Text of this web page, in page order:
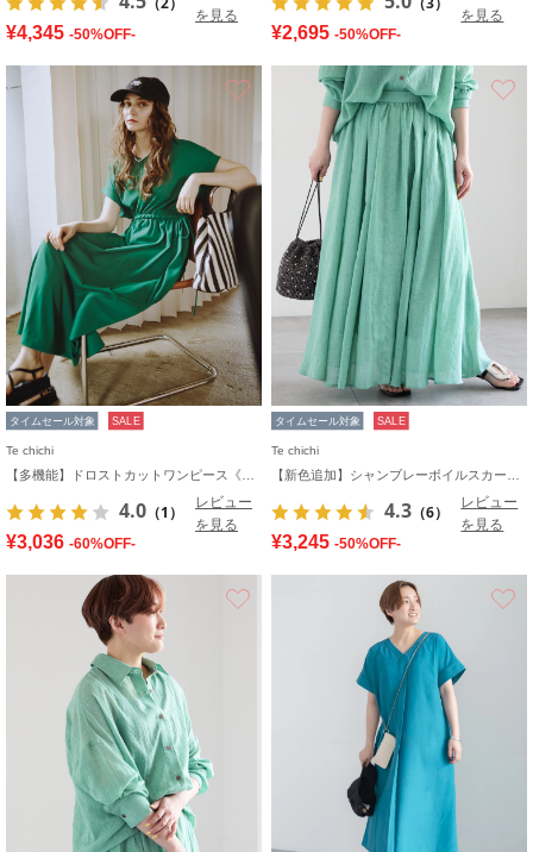
を見る
¥4,345 -50%OFF-
を見る
¥2,695 -50%OFF-
お気に入り
タイムセール対象 SALE
Te chichi
4.0 （1）
レビュー
を見る
¥3,036 -60%OFF-
タイムセール対象 SALE
Te chichi
4.3 （6）
レビュー
を見る
¥3,245 -50%OFF-